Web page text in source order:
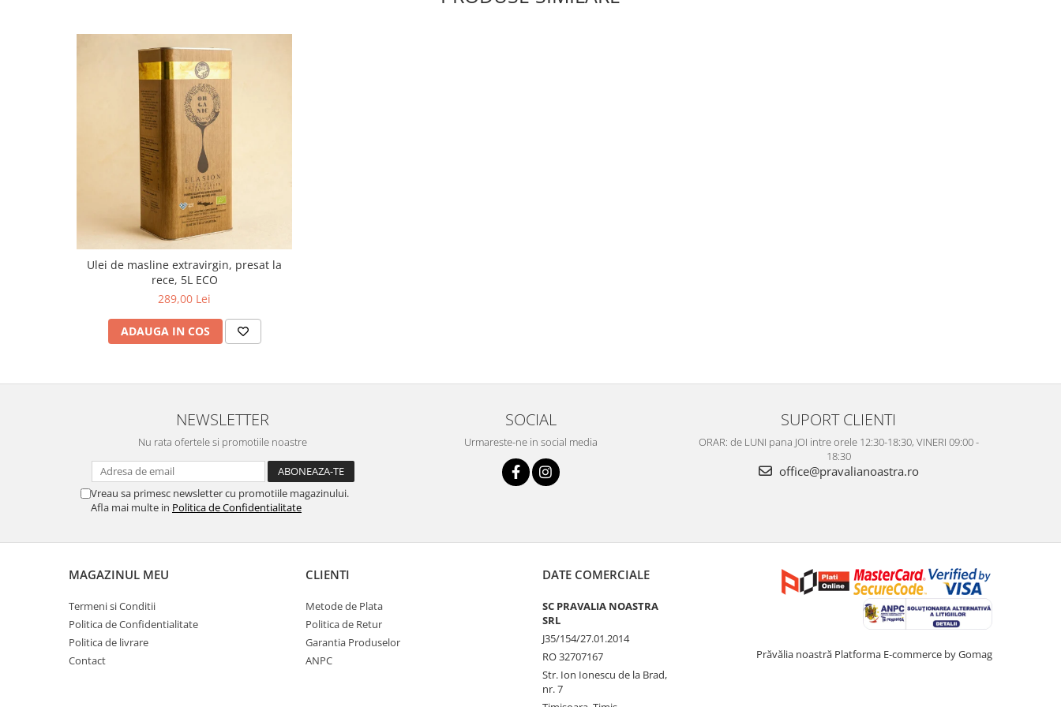
Ulei de masline extravirgin, presat la
rece, 5L ECO
289,00 Lei
ADAUGA IN COS
NEWSLETTER
Nu rata ofertele si promotiile noastre
Vreau sa primesc newsletter cu promotiile magazinului.
Afla mai multe in Politica de Confidentialitate
SOCIAL
Urmareste-ne in social media
SUPORT CLIENTI
ORAR: de LUNI pana JOI intre orele 12:30-18:30, VINERI 09:00 -
18:30
office@pravalianoastra.ro
MAGAZINUL MEU
Termeni si Conditii
Politica de Confidentialitate
Politica de livrare
Contact
CLIENTI
Metode de Plata
Politica de Retur
Garantia Produselor
ANPC
DATE COMERCIALE
SC PRAVALIA NOASTRA
SRL
J35/154/27.01.2014
RO 32707167
Str. Ion Ionescu de la Brad,
nr. 7
Prăvălia noastră Platforma E-commerce by Gomag